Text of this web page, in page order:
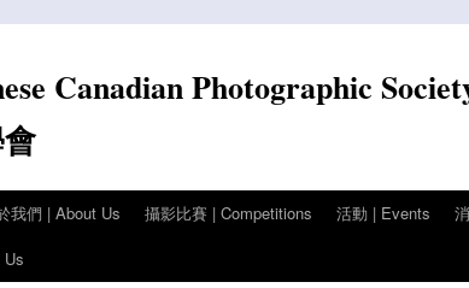
Canadian Photographic
我們 | About Us 攝影比賽 | Competitions 活動 | Events